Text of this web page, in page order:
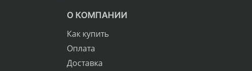
О КОМПАНИИ
Как купить
Оплата
Доставка